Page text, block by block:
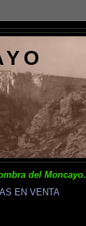
del Moncayo.
EN VENTA